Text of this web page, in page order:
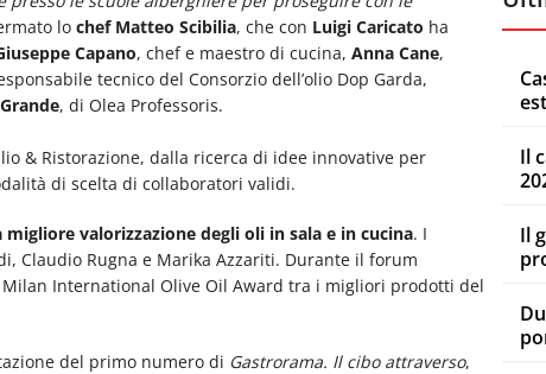
lo chef Matteo Scibilia, che con Luigi Caricato ha
Capano, chef e maestro di cucina, Anna Cane,
tecnico del Consorzio dell’olio Dop Garda,
, di Olea Professoris.
& Ristorazione, dalla ricerca di idee innovative per
di scelta di collaboratori validi.
migliore valorizzazione degli oli in sala e in cucina. I
Claudio Rugna e Marika Azzariti. Durante il forum
International Olive Oil Award tra i migliori prodotti del
del primo numero di Gastrorama. Il cibo attraverso,
Il
Il